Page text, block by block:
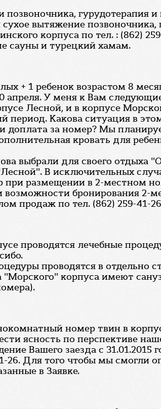
гурудотерапия
вытяжение позвоночника,
корпуса по тел. : (862)
сауны и турецкий хамам.
+ 1 ребенок возрастом 8
апреля. У меня к Вам
Лесной, и в корпусе
период. Какова ситуация в
доплата за номер? Мы
кровать для
выбрали для своего отдыха
В исключительных
размещении в 2-местном
бронирования 2-
продаж по тел. (862) 259-41-
проводятся лечебные
проводятся в отдельно
корпуса имеют
номер твин в
ясность по перспективе
Вашего заезда с
26. Для того чтобы мы смогли
в Заявке.